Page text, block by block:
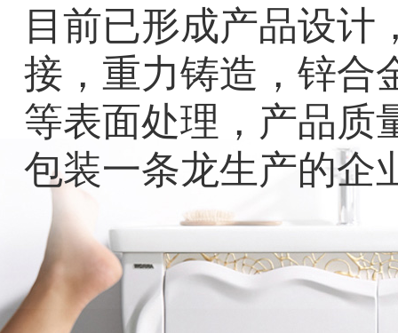
目前已形成产品设计
接，重力铸造，锌合
等表面处理，产品质
包装一条龙生产的企